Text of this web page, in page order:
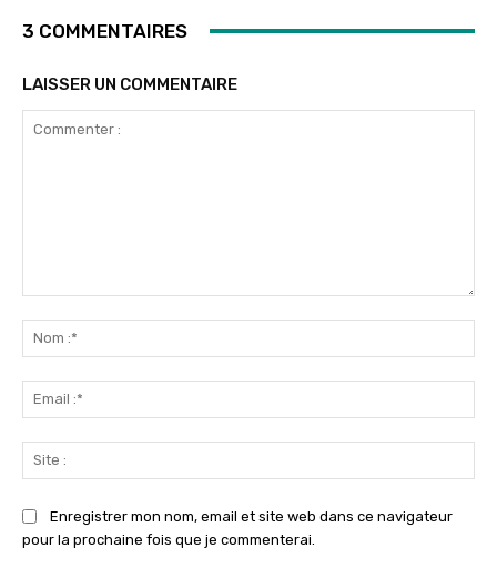
3 COMMENTAIRES
LAISSER UN COMMENTAIRE
:*
:*
:
Enregistrer mon nom, email et site web dans ce navigateur
pour la prochaine fois que je commenterai.